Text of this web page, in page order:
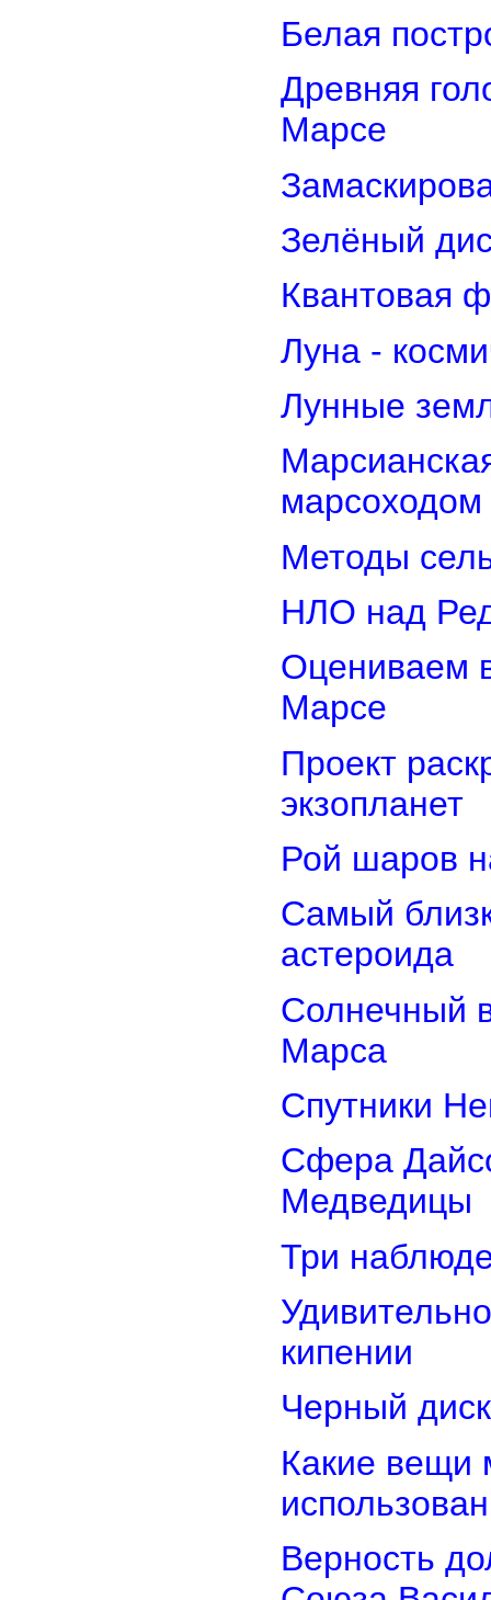
Белая
Древняя
Марсе
Зелёный
Квантовая
Луна -
Лунные
марсоходом
Методы
НЛО над
Оцениваем
Марсе
Проект
экзопланет
Рой шаров
Самый
астероида
Солнечный
Марса
Спутники
Сфера
Медведицы
Три
кипении
Черный
Какие вещи
Верность